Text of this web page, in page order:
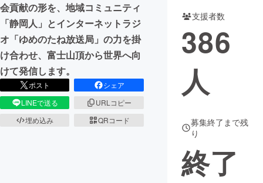
会貢献の形を、地域コミュニティ
「静岡人」とインターネットラジ
オ「ゆめのたね放送局」の力を掛
け合わせ、富士山頂から世界へ向
けて発信します。
ポスト
シェア
LINEで送る
URLコピー
埋め込み
QRコード
支援者数
386
人
募集終了まで残
り
終了